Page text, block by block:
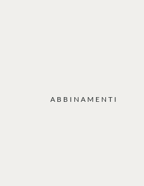
ABBINAMENTI